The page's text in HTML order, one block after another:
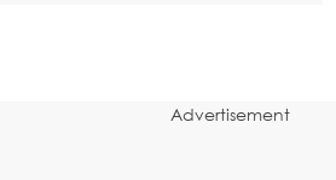
Advertisement